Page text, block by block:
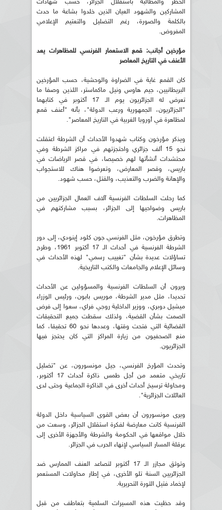
الحظر والمطالبة باستقلال الجزائر، حسب شهادات
المشاركين والشهود العيان الذين خلدوا بشاعة ما حدث
بالكلمة والصورة، رغم التضليل والتعتيم الإعلامي
المفروض.
مؤرخين أجانب: قمع الاستعمار الفرنسي للمظاهرات يعد
الأعنف في التاريخ المعاصر
كان القمع غاية في الضراوة والوحشية، حسب المؤرخين
البريطانيين، جيم هاوس ونيل ماكماستر، اللذين وصفا ما
تعرض له الجزائريون يوم الـ 17 أكتوبر في كتابهما
"الجزائريون، الجمهورية ورعب الدولة"، بأنه "أعنف قمع
لمظاهرة في أوروبا الغربية في التاريخ المعاصر".
ويذكر مؤرخون وكتاب شهدوا الأحداث أن الشرطة اعتقلت
نحو 15 ألف جزائري واحتجزتهم في مراكز الشرطة وفي
محتشدات أنشأتها لهم خصيصا، في قصر الرياضات في
باريس، وقصر المعارض، وتعرضوا هناك للاستجواب
والإهانة والضرب والتعذيب، والقتل، حسب شهود.
كما رحلت السلطات الفرنسية آلاف العمال الجزائريين من
باريس وضواحيها إلى الجزائر، بسبب مشاركتهم في
المظاهرات.
وتطرق مؤرخون، مثل الفرنسي جون كلود إينودي، إلى دور
الشرطة الفرنسية في أحداث الـ 17 أكتوبر 1961، وطرح
تساؤلات عديدة بشأن "تغييب رسمي" لهذه الأحداث في
وسائل الإعلام والجامعات والكتب التاريخية.
ويرون أن السلطات الفرنسية والمسؤولين عن الأحداث
تحديدا، مثل مدير الشرطة، موريس بابون، ورئيس الوزراء
ميشيل دوبري، ووزير الداخلية روجي فراي، سعوا إلى فرض
الصمت بشأن القضية، ولذلك سقطت جميع التحقيقات
القضائية التي فتحت وقتها، وعددها نحو 60 تحقيقا، كما
منع الصحفيون من زيارة المراكز التي كان يحتجز فيها
الجزائريون.
وتحدث المؤرخ الفرنسي، جيل مونسورون، عن "تضليل
تاريخي متعمد من أجل طمس ذاكرة أحداث 17 أكتوبر،
ومحاولة ترسيخ أحداث أخرى في الذاكرة الجماعية وحتى لدى
العائلات الجزائرية".
ويرى مونسورون أن بعض القوى السياسية داخل الدولة
الفرنسية كانت معارضة لفكرة استقلال الجزائر، وسعت من
خلال مواقعها في الحكومة والشرطة والأجهزة الأخرى إلى
عرقلة المسار السياسي لإنهاء الحرب في الجزائر.
وتوثق مجازر الـ 17 أكتوبر لتصاعد العنف الممارس ضد
الجزائريين السنة تلو الأخرى، في إطار محاولات المستعمر
لإخماد فتيل الثورة التحريرية.
وقد حظيت هذه المسيرات السلمية بتعاطف من قبل